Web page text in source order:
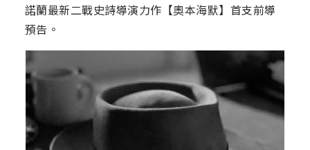
諾蘭最新二戰史詩導演力作【奧本海默】首支前導
預告。